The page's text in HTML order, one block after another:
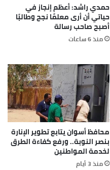
حمدي راشد: أعظم إنجاز في
حياتي أن أرى معلمًا نجح وطالبًا
أصبح صاحب رسالة
منذ 6 ساعات
محافظ أسوان يتابع تطوير الإنارة
بنصر النوبة.. ورفع كفاءة الطرق
لخدمة المواطنين
منذ 3 أيام